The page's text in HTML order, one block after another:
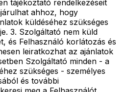
tájékoztató rendelkezéseit
ahhoz, hogy
küldéséhez szükséges
3. Szolgáltató nem küld
és Felhasználó korlátozás és
leiratkozhat az ajánlatok
Szolgáltató minden - a
szükséges - személyes
és további